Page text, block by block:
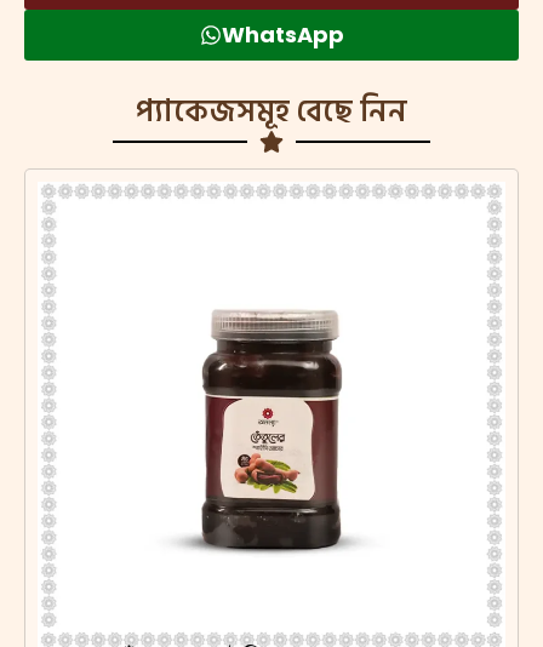
WhatsApp
প্যাকেজসমূহ বেছে নিন